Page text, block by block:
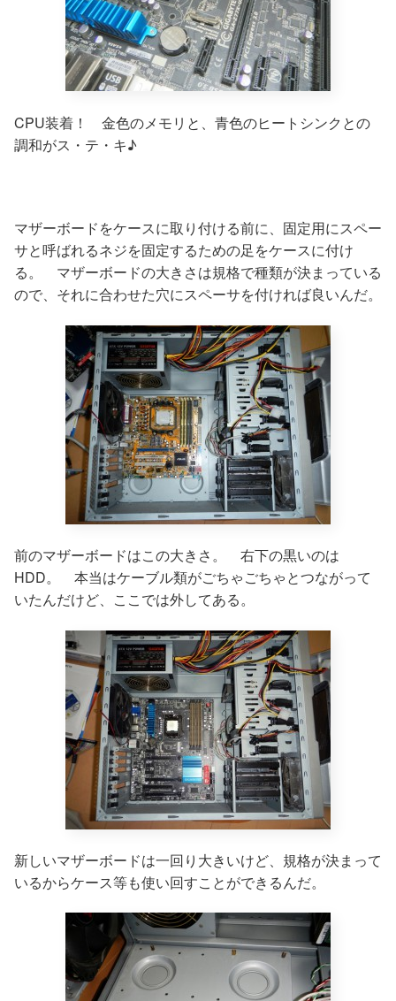
CPU装着！ 金色のメモリと、青色のヒートシンクとの
調和がス・テ・キ♪
マザーボードをケースに取り付ける前に、固定用にスペー
サと呼ばれるネジを固定するための足をケースに付け
る。 マザーボードの大きさは規格で種類が決まっている
ので、それに合わせた穴にスペーサを付ければ良いんだ。
前のマザーボードはこの大きさ。 右下の黒いのは
HDD。 本当はケーブル類がごちゃごちゃとつながって
いたんだけど、ここでは外してある。
新しいマザーボードは一回り大きいけど、規格が決まって
いるからケース等も使い回すことができるんだ。